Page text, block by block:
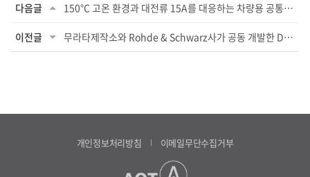
다음글 150°C 고온 환경과 대전류 15A를 대응하는 차량용 공통 모드 초크 코일 상품화
이전글 무라타제작소와 Rohde & Schwarz사가 공동 개발한 Digital Envelope Tracking 저전력 효과...
개인정보처리방침 이메일무단수집거부